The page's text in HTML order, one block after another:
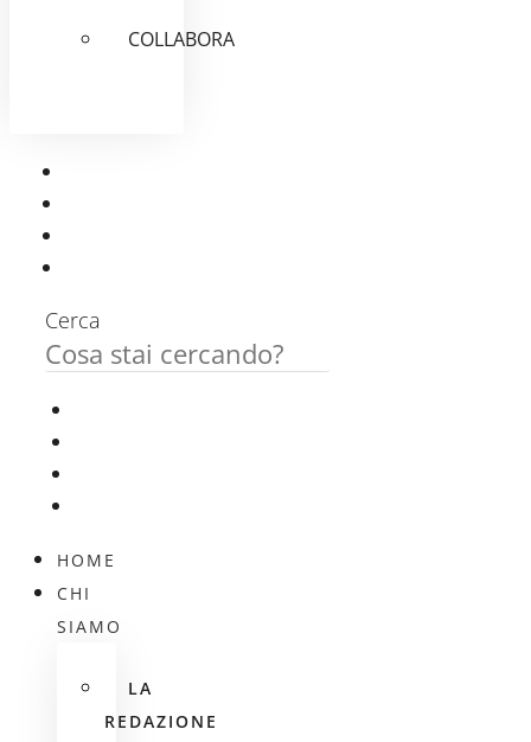
COLLABORA
Cerca
HOME
CHI
SIAMO
LA
REDAZIONE